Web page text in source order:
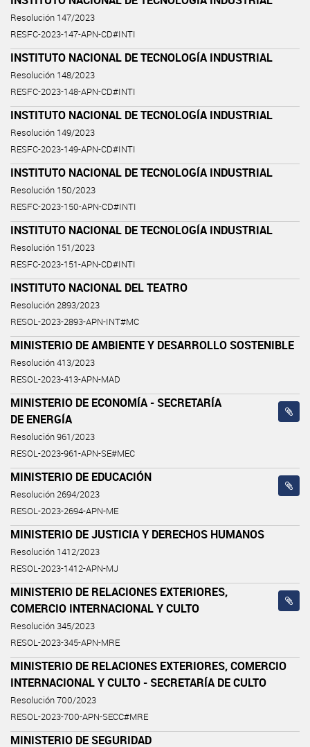
Resolución 147/2023
RESFC-2023-147-APN-CD#INTI
INSTITUTO NACIONAL DE TECNOLOGÍA INDUSTRIAL
Resolución 148/2023
RESFC-2023-148-APN-CD#INTI
INSTITUTO NACIONAL DE TECNOLOGÍA INDUSTRIAL
Resolución 149/2023
RESFC-2023-149-APN-CD#INTI
INSTITUTO NACIONAL DE TECNOLOGÍA INDUSTRIAL
Resolución 150/2023
RESFC-2023-150-APN-CD#INTI
INSTITUTO NACIONAL DE TECNOLOGÍA INDUSTRIAL
Resolución 151/2023
RESFC-2023-151-APN-CD#INTI
INSTITUTO NACIONAL DEL TEATRO
Resolución 2893/2023
RESOL-2023-2893-APN-INT#MC
MINISTERIO DE AMBIENTE Y DESARROLLO SOSTENIBLE
Resolución 413/2023
RESOL-2023-413-APN-MAD
MINISTERIO DE ECONOMÍA - SECRETARÍA
DE ENERGÍA
Resolución 961/2023
RESOL-2023-961-APN-SE#MEC
MINISTERIO DE EDUCACIÓN
Resolución 2694/2023
RESOL-2023-2694-APN-ME
MINISTERIO DE JUSTICIA Y DERECHOS HUMANOS
Resolución 1412/2023
RESOL-2023-1412-APN-MJ
MINISTERIO DE RELACIONES EXTERIORES,
COMERCIO INTERNACIONAL Y CULTO
Resolución 345/2023
RESOL-2023-345-APN-MRE
MINISTERIO DE RELACIONES EXTERIORES, COMERCIO
INTERNACIONAL Y CULTO - SECRETARÍA DE CULTO
Resolución 700/2023
RESOL-2023-700-APN-SECC#MRE
MINISTERIO DE SEGURIDAD